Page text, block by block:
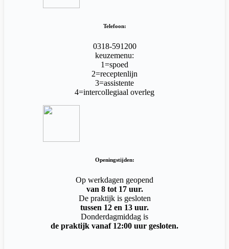
Telefoon:
0318-591200
keuzemenu:
1=spoed
2=receptenlijn
3=assistente
4=intercollegiaal overleg
Openingstijden:
Op werkdagen geopend
van 8 tot 17 uur.
De praktijk is gesloten
tussen 12 en 13 uur.
Donderdagmiddag is
de praktijk vanaf 12:00 uur gesloten.